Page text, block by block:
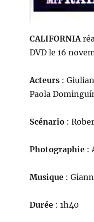
CALIFORNIA
DVD le 16
Acteurs:
Paola
Scénario:
Photographie:
Musique :
Durée: 1h40